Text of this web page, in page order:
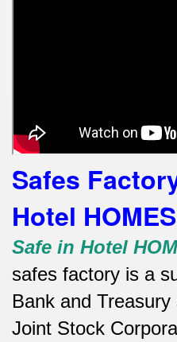
Safes
Hotel
Safe in Hotel
safes factory is a
Bank and
Joint Stock